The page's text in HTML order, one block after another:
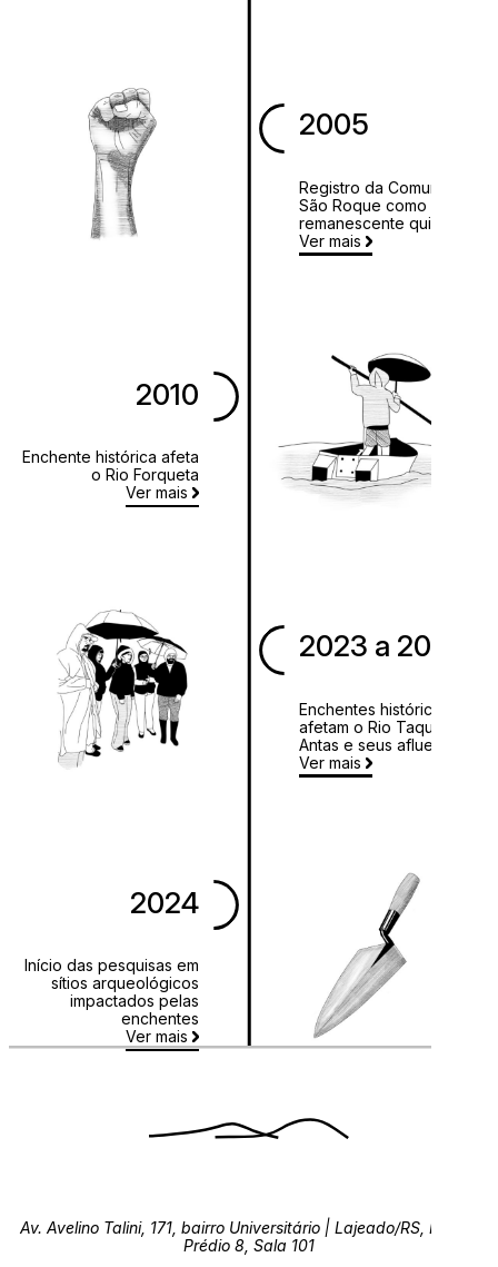
Registro da Comunidade
São Roque como
remanescente quilombola
Ver mais
2005
Enchente histórica afeta
o Rio Forqueta
Ver mais
2010
Enchentes históricas
afetam o Rio Taquari-
Antas e seus afluentes
Ver mais
2023 a 2024
Início das pesquisas em
sítios arqueológicos
impactados pelas
enchentes
Ver mais
2024
Av. Avelino Talini, 171, bairro Universitário | Lajeado/RS, Brasil |
Prédio 8, Sala 101